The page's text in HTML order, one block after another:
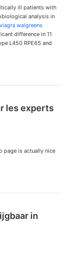
ill patients with
analysis in
walgreens
difference in 11
L450 RPE65 and
les experts
page is actually nice
in